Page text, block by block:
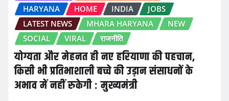
HARYANA
HOME INDIA
JOBS
LATEST NEWS
MHARA HARYANA
NEW
SOCIAL
VIRAL राजनीति
योग्यता और मेहनत ही नए हरियाणा की पहचान,
किसी भी प्रतिभाशाली बच्चे की उड़ान संसाधनों के
अभाव में नहीं रुकेगी : मुख्यमंत्री